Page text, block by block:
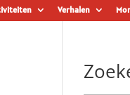
Verhalen